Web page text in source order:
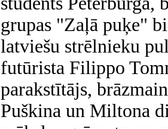
grupas "Zaļā puķe"
latviešu strēlnieku
futūrista Filippo
parakstītājs,
Puškina un Miltona